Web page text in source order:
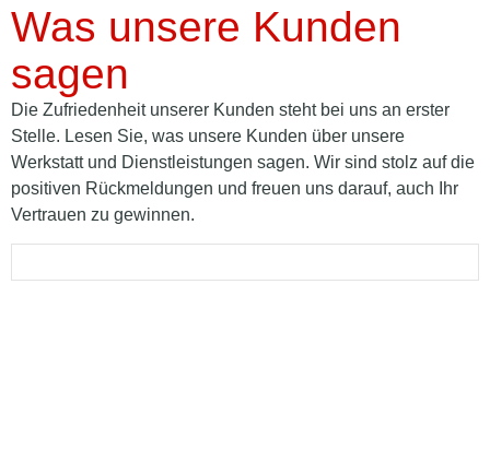
Was unsere Kunden
sagen
Die Zufriedenheit unserer Kunden steht bei uns an erster
Stelle. Lesen Sie, was unsere Kunden über unsere
Werkstatt und Dienstleistungen sagen. Wir sind stolz auf die
positiven Rückmeldungen und freuen uns darauf, auch Ihr
Vertrauen zu gewinnen.